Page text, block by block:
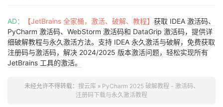
AD： 【JetBrains 全家桶，激活、破解、教程】 获取 IDEA 激活码、
PyCharm 激活码、WebStorm 激活码和 DataGrip 激活码，提供详
细破解教程与永久激活方法。支持 IDEA 永久激活与破解，免费获取
注册码与激活码，解决 2024/2025 版本激活问题，轻松实现所有
JetBrains 工具的激活。
未经允许不得转载： 搜云库» PyCharm 2025 破解教程 - 激活码、
注册码下载与永久激活教程